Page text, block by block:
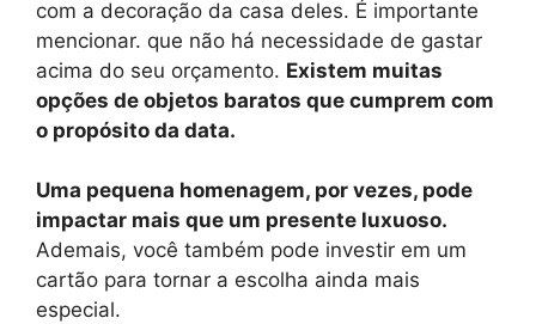
com a decoração da casa deles. É importante
mencionar. que não há necessidade de gastar
acima do seu orçamento. Existem muitas
opções de objetos baratos que cumprem com
o propósito da data.
Uma pequena homenagem, por vezes, pode
impactar mais que um presente luxuoso.
Ademais, você também pode investir em um
cartão para tornar a escolha ainda mais
especial.